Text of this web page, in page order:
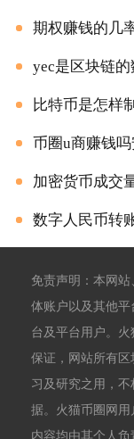
期权赚钱的几
yec是区块链
比特币是怎样
币圈u商赚钱
加密货币成交
数字人民币转
免责声明：本网
体账户以及其他
台及平台用户。
保证，网站所有
习及研究之用，
据。火猫币圈网
内容均由其个人